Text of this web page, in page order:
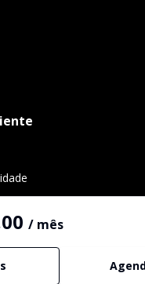
/ mês
Selo de Tecnologia